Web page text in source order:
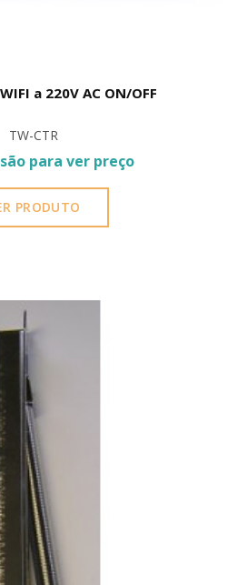
a 220V AC ON/OFF
TW-CTR
para ver preço
PRODUTO